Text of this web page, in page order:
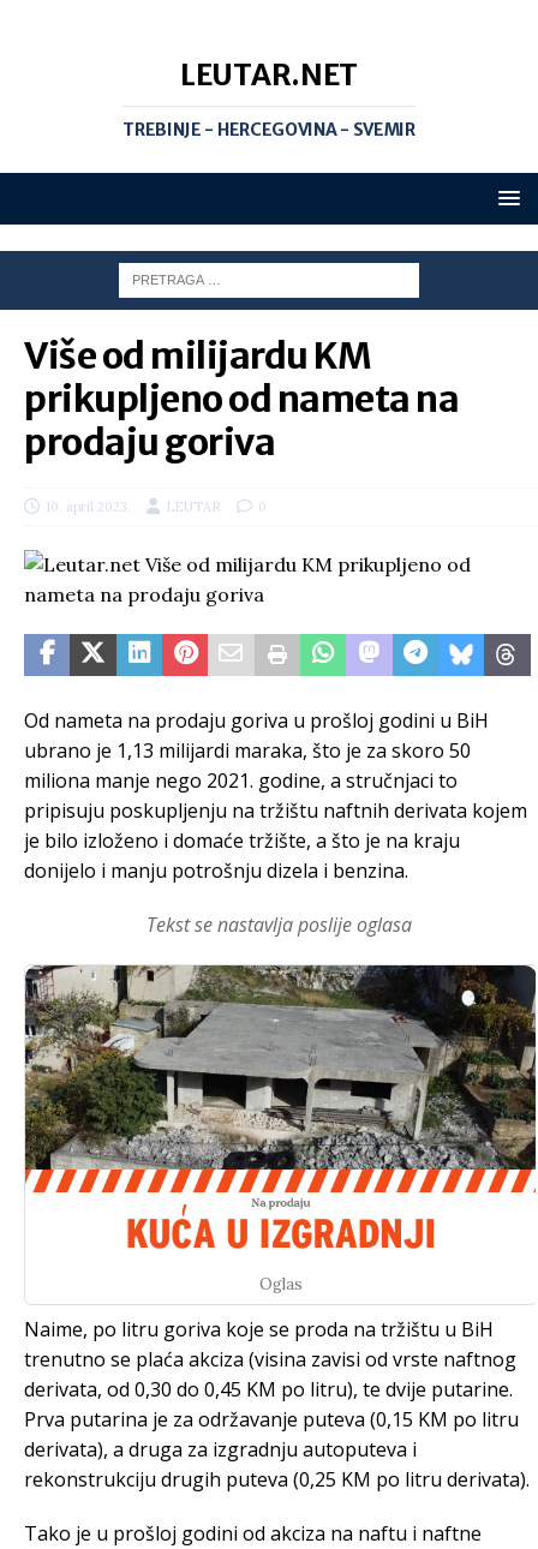
LEUTAR.NET
TREBINJE - HERCEGOVINA - SVEMIR
Više od milijardu KM
prikupljeno od nameta na
prodaju goriva
10. april 2023. LEUTAR 0
Od nameta na prodaju goriva u prošloj godini u BiH
ubrano je 1,13 milijardi maraka, što je za skoro 50
miliona manje nego 2021. godine, a stručnjaci to
pripisuju poskupljenju na tržištu naftnih derivata kojem
je bilo izloženo i domaće tržište, a što je na kraju
donijelo i manju potrošnju dizela i benzina.
Tekst se nastavlja poslije oglasa
Oglas
Naime, po litru goriva koje se proda na tržištu u BiH
trenutno se plaća akciza (visina zavisi od vrste naftnog
derivata, od 0,30 do 0,45 KM po litru), te dvije putarine.
Prva putarina je za održavanje puteva (0,15 KM po litru
derivata), a druga za izgradnju autoputeva i
rekonstrukciju drugih puteva (0,25 KM po litru derivata).
Tako je u prošloj godini od akciza na naftu i naftne